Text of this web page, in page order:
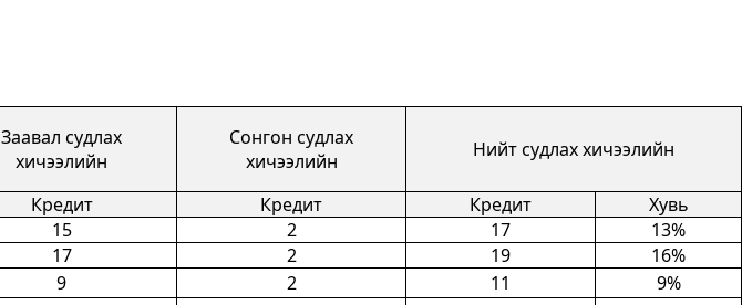
Заавал судлах
хичээлийн
Сонгон судлах
хичээлийн
Нийт судлах хичээлийн
Кредит Кредит Кредит
Хувь
15 2 17
13%
17 2 19 16%
9 2 11
9%